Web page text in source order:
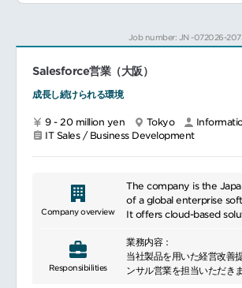
◤世界市場での事業拡大◢
そのためには、各職種のグ
という野心的な目標を掲げ
を支える重要なポジションと
国内外の多様な市場での事
います。
━━━━━━━━━━━━━━━
■具体的な業務内容
開発部門の管掌事業方針立
プロダクトのローンチプラ
ト
Job number: JN -072026-
Salesforce営業（大阪）
成長し続けられる環境
9 - 20 million yen Tokyo
IT Sales / Business Development
Company overview
The company is the
of a global enterprise
It offers cloud-based
operations, and digital
initiatives. The company
organizations leverage
Responsibilities
業務内容：
当社製品を用いた経営改善
ンサル営業を担当いただきま